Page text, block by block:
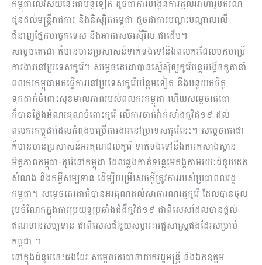
កម្ពុជាលើវិស័យនេះជាបន្តទៀត ដូចជាការបង្កើនការផ្ដល់អាហារូបករណ៍
ជូនដល់មន្ត្រីរាជការ និងនិស្សិតកម្ពុជា ដូចជាការបណ្ដុះបណ្ដាលលើ
ជំនាញផ្នែកបច្ចេកទេស និងអាកាសចរស៊ីវិល ជាដើម។
សម្ដេចតេជោ ក៏បានមានប្រសាសន៍ទាក់ទងទៅនិងពលករដែលមកបម្រើ
ការងារនៅប្រទេសកូរ៉េ។ សម្ដេចតេជោបានស្នើសុំឲ្យកូរ៉េបន្តបង្កើនកូតានាំ
ពលករកម្ពុជាមកធ្វើការនៅប្រទេសកូរ៉េបន្ថែមទៀត នឹងបន្តយកចិត្ត
ទុកដាក់ចំពោះសុខមាលភាពរបស់ពលករកម្ពុជា ហើយសម្តេចតេជោ
ក៏បានថ្លែងអំណរគុណចំពោះកូរ៉េ លើការចាក់វ៉ាក់សាំងកូវីដ១៩ ដល់
ពលករកម្ពុជាដែលកំពុងបម្រើការងារនៅប្រទេសកូរ៉េនេះ។ សម្ដេចតេជោ
ក៏បានមានប្រសាសន៍អរគុណដល់កូរ៉េ ទាក់ទងទៅនឹងការកសាងស្ពាន
មិត្តភាពកម្ពុជា-កូរ៉េនៅកម្ពុជា ដែលឆ្លងកាត់ទន្លេមេគង្គតាមរយៈជំនួយឥត
សំណង និងកម្ចីសម្បទាន ដើម្បីបម្រើសេចក្តីត្រូវការរបស់ប្រជាពលរដ្ឋ
កម្ពុជា។ សម្ដេចតេជោក៏បានអរគុណដល់សាធារណរដ្ឋកូរ៉េ ដែលបានចូល
រួមចំណែកក្នុងការប្រយុទ្ធប្រឆាំងជំងឺកូវីដ១៩ ជាពិសេសដែលបានផ្ដល់
ឥណទានសម្បទាន ជាពិសេសជំនួយសម្ភារៈវេជ្ជសាស្រ្តផងដែរសម្រាប់
កម្ពុជា ។
នៅក្នុងជំនួបនេះផងដែរ សម្តេចតេជោនាយករដ្ឋមន្ត្រី និងឯកឧត្តម